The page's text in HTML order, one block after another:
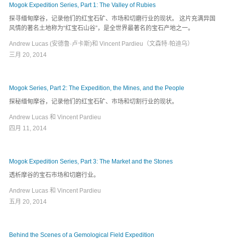
Mogok Expedition Series, Part 1: The Valley of Rubies
探寻缅甸摩谷，记录他们的红宝石矿、市场和切磨行业的现状。 这片充满异国
风情的著名土地称为“红宝石山谷”，是全世界最著名的宝石产地之一。
Andrew Lucas (安德鲁·卢卡斯)和 Vincent Pardieu（文森特·帕迪乌）
三月 20, 2014
Mogok Series, Part 2: The Expedition, the Mines, and the People
探秘缅甸摩谷，记录他们的红宝石矿、市场和切割行业的现状。
Andrew Lucas 和 Vincent Pardieu
四月 11, 2014
Mogok Expedition Series, Part 3: The Market and the Stones
透析摩谷的宝石市场和切磨行业。
Andrew Lucas 和 Vincent Pardieu
五月 20, 2014
Behind the Scenes of a Gemological Field Expedition